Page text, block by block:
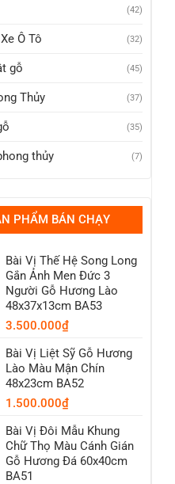
(42)
Ô Tô (32)
gỗ (45)
Thủy (37)
(35)
thủy (7)
PHẨM BÁN CHẠY
Bài Vị Thế Hệ Song Long
Gắn Ảnh Men Đức 3
Người Gỗ Hương Lào
48x37x13cm BA53
3.500.000₫
Bài Vị Liệt Sỹ Gỗ Hương
Lào Màu Mận Chín
48x23cm BA52
1.500.000₫
Bài Vị Đôi Mẫu Khung
Chữ Thọ Màu Cánh Gián
Gỗ Hương Đá 60x40cm
BA51